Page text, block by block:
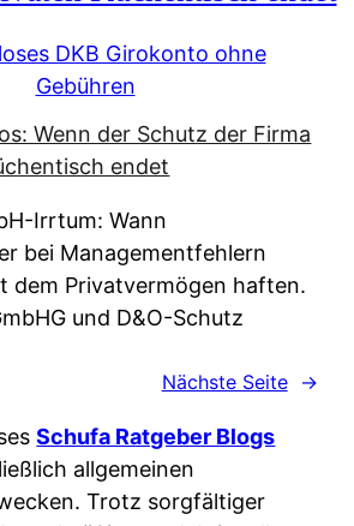
DKB Girokonto ohne
Gebühren
Irrtum: Wann
bei Managementfehlern
dem Privatvermögen haften.
und D&O-Schutz
Nächste Seite →
Schufa Ratgeber Blogs
allgemeinen
Trotz sorgfältiger